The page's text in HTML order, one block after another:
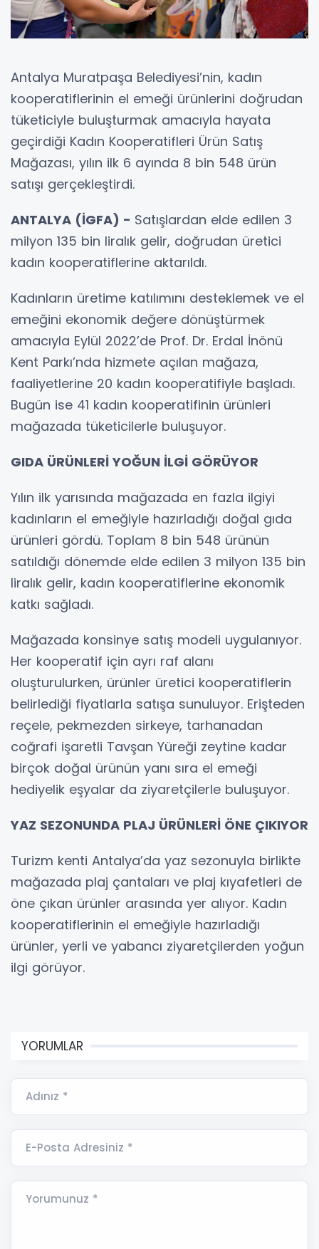
Antalya Muratpaşa Belediyesi’nin, kadın
kooperatiflerinin el emeği ürünlerini doğrudan
tüketiciyle buluşturmak amacıyla hayata
geçirdiği Kadın Kooperatifleri Ürün Satış
Mağazası, yılın ilk 6 ayında 8 bin 548 ürün
satışı gerçekleştirdi.
ANTALYA (İGFA) - Satışlardan elde edilen 3
milyon 135 bin liralık gelir, doğrudan üretici
kadın kooperatiflerine aktarıldı.
Kadınların üretime katılımını desteklemek ve el
emeğini ekonomik değere dönüştürmek
amacıyla Eylül 2022’de Prof. Dr. Erdal İnönü
Kent Parkı’nda hizmete açılan mağaza,
faaliyetlerine 20 kadın kooperatifiyle başladı.
Bugün ise 41 kadın kooperatifinin ürünleri
mağazada tüketicilerle buluşuyor.
GIDA ÜRÜNLERİ YOĞUN İLGİ GÖRÜYOR
Yılın ilk yarısında mağazada en fazla ilgiyi
kadınların el emeğiyle hazırladığı doğal gıda
ürünleri gördü. Toplam 8 bin 548 ürünün
satıldığı dönemde elde edilen 3 milyon 135 bin
liralık gelir, kadın kooperatiflerine ekonomik
katkı sağladı.
Mağazada konsinye satış modeli uygulanıyor.
Her kooperatif için ayrı raf alanı
oluşturulurken, ürünler üretici kooperatiflerin
belirlediği fiyatlarla satışa sunuluyor. Erişteden
reçele, pekmezden sirkeye, tarhanadan
coğrafi işaretli Tavşan Yüreği zeytine kadar
birçok doğal ürünün yanı sıra el emeği
hediyelik eşyalar da ziyaretçilerle buluşuyor.
YAZ SEZONUNDA PLAJ ÜRÜNLERİ ÖNE ÇIKIYOR
Turizm kenti Antalya’da yaz sezonuyla birlikte
mağazada plaj çantaları ve plaj kıyafetleri de
öne çıkan ürünler arasında yer alıyor. Kadın
kooperatiflerinin el emeğiyle hazırladığı
ürünler, yerli ve yabancı ziyaretçilerden yoğun
ilgi görüyor.
YORUMLAR
Adınız *
E-Posta Adresiniz *
Yorumunuz *